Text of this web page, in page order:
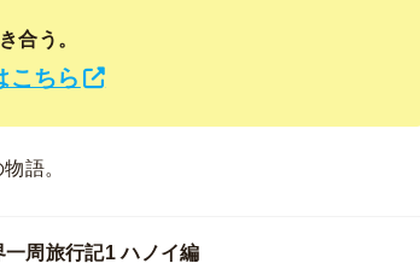
合う。
こちら
語。
一周旅行記1 ハノイ編